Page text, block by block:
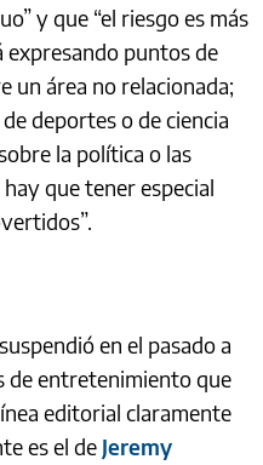
y que “el riesgo es más
expresando puntos de
un área no relacionada;
deportes o de ciencia
la política o las
que tener especial
en el pasado a
de entretenimiento que
editorial claramente
es el de Jeremy